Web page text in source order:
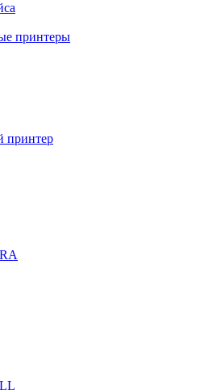
принтеры
принтер